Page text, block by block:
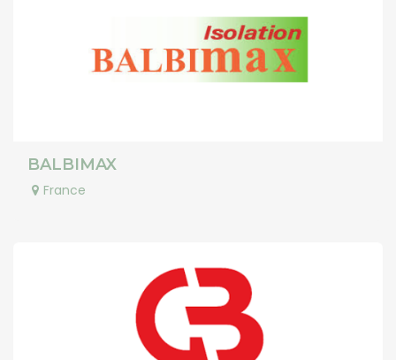
BALBIMAX
France